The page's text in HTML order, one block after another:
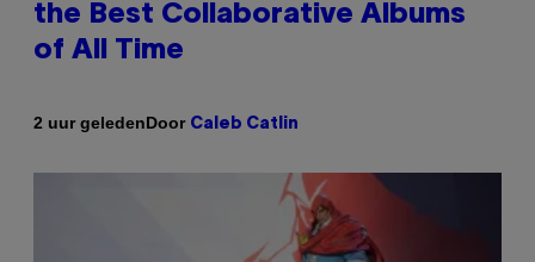
the Best Collaborative Albums
of All Time
2 uur geledenDoor Caleb Catlin